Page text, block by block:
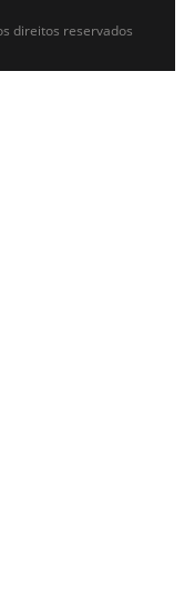
direitos reservados